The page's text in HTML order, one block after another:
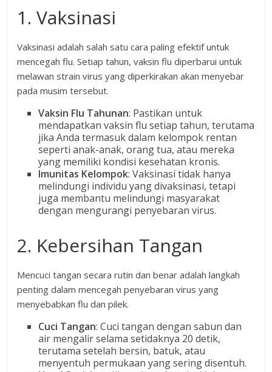
1. Vaksinasi
Vaksinasi adalah salah satu cara paling efektif untuk
mencegah flu. Setiap tahun, vaksin flu diperbarui untuk
melawan strain virus yang diperkirakan akan menyebar
pada musim tersebut.
Vaksin Flu Tahunan: Pastikan untuk
mendapatkan vaksin flu setiap tahun, terutama
jika Anda termasuk dalam kelompok rentan
seperti anak-anak, orang tua, atau mereka
yang memiliki kondisi kesehatan kronis.
Imunitas Kelompok: Vaksinasi tidak hanya
melindungi individu yang divaksinasi, tetapi
juga membantu melindungi masyarakat
dengan mengurangi penyebaran virus.
2. Kebersihan Tangan
Mencuci tangan secara rutin dan benar adalah langkah
penting dalam mencegah penyebaran virus yang
menyebabkan flu dan pilek.
Cuci Tangan: Cuci tangan dengan sabun dan
air mengalir selama setidaknya 20 detik,
terutama setelah bersin, batuk, atau
menyentuh permukaan yang sering disentuh.